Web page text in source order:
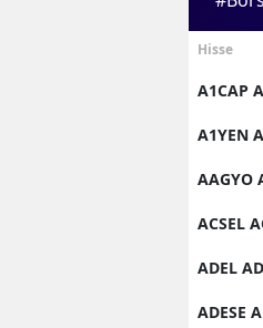
Hisse
A1CAP
A1YEN
AAGYO
ACSEL
ADEL
ADESE